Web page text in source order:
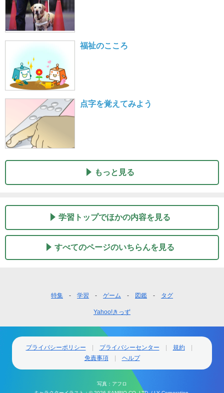
福祉のこころ
点字を覚えてみよう
もっと見る
学習トップでほかの内容を見る
すべてのページのいちらんを見る
ー
ナ
ビ
特集 学習 ゲーム 図鑑 タグ
Yahoo!きっず
プライバシーポリシー プライバシーセンター
規約
免責事項
ヘルプ
写真：アフロ